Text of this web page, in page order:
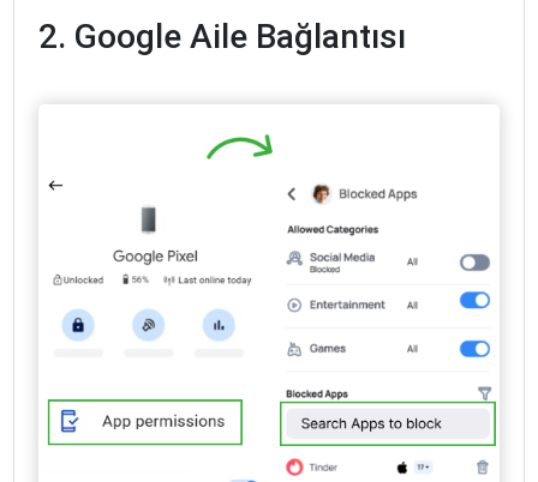
2. Google Aile Bağlantısı